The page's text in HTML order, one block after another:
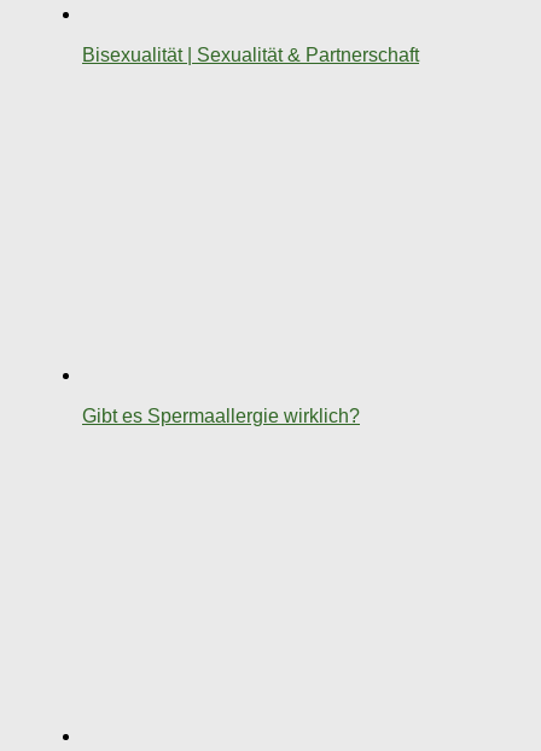
Bisexualität | Sexualität & Partnerschaft
Gibt es Spermaallergie wirklich?